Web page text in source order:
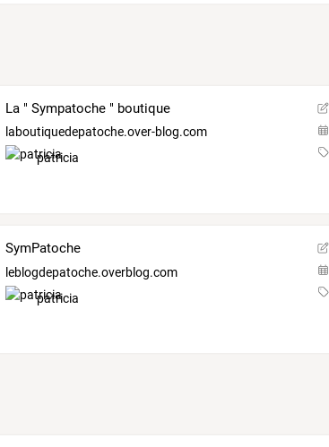
La " Sympatoche " boutique
laboutiquedepatoche.over-blog.com
patricia
SymPatoche
leblogdepatoche.overblog.com
patricia